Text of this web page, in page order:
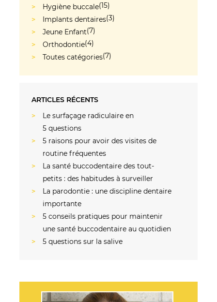
Hygiène buccale(15)
Implants dentaires(3)
Jeune Enfant(7)
Orthodontie(4)
Toutes catégories(7)
ARTICLES RÉCENTS
Le surfaçage radiculaire en
5 questions
5 raisons pour avoir des visites de
routine fréquentes
La santé buccodentaire des tout-
petits : des habitudes à surveiller
La parodontie : une discipline dentaire
importante
5 conseils pratiques pour maintenir
une santé buccodentaire au quotidien
5 questions sur la salive